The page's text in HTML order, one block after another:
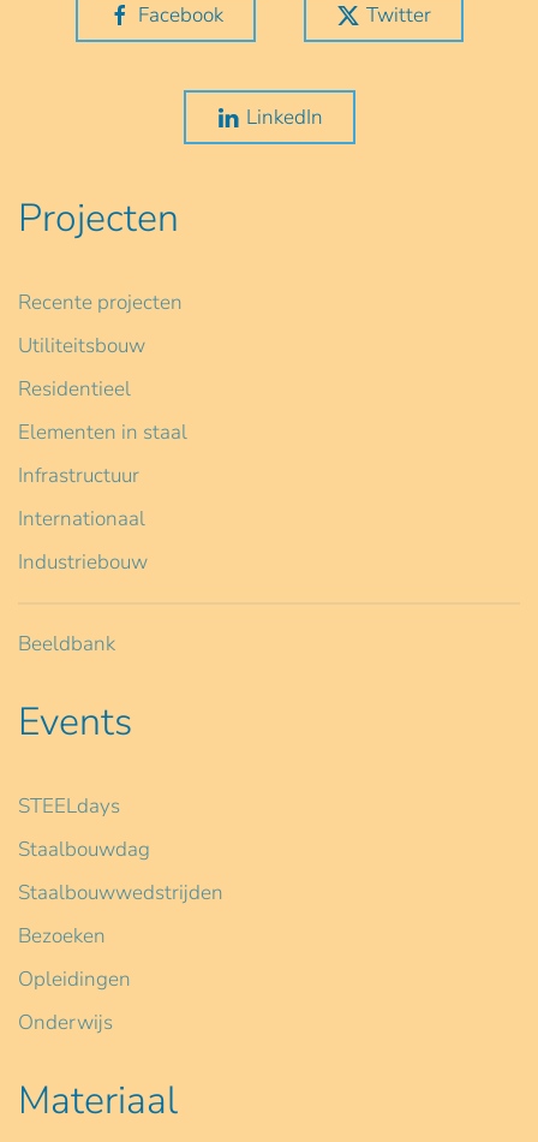
Facebook Twitter
LinkedIn
Projecten
Recente projecten
Utiliteitsbouw
Residentieel
Elementen in staal
Infrastructuur
Internationaal
Industriebouw
Beeldbank
Events
STEELdays
Staalbouwdag
Staalbouwwedstrijden
Bezoeken
Opleidingen
Onderwijs
Materiaal